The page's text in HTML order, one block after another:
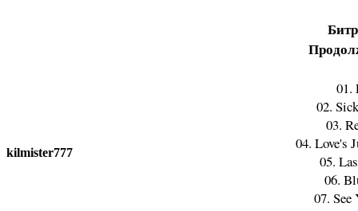
kilmister777
01.
02.
03.
04. Love's
05.
06.
07.